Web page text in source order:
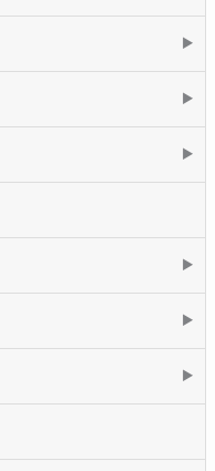
▶
▶
▶
▶
▶
▶